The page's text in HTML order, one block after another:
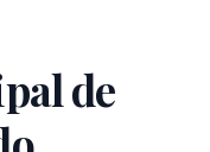
de